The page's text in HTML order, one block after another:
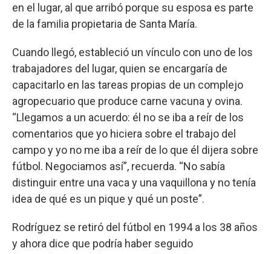
en el lugar, al que arribó porque su esposa es parte
de la familia propietaria de Santa María.
Cuando llegó, estableció un vínculo con uno de los
trabajadores del lugar, quien se encargaría de
capacitarlo en las tareas propias de un complejo
agropecuario que produce carne vacuna y ovina.
“Llegamos a un acuerdo: él no se iba a reír de los
comentarios que yo hiciera sobre el trabajo del
campo y yo no me iba a reír de lo que él dijera sobre
fútbol. Negociamos así”, recuerda. “No sabía
distinguir entre una vaca y una vaquillona y no tenía
idea de qué es un pique y qué un poste”.
Rodríguez se retiró del fútbol en 1994 a los 38 años
y ahora dice que podría haber seguido